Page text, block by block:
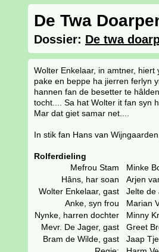
De Twa
Dossier: De twa
Wolter Enkelaar, in amtner,
pake en beppe ha jierren ferlyn
hannen fan de besetter te
tocht.... Sa hat Wolter it fan syn
Mar dat giet samar net....
In stik fan Hans van
Rolferdieling
Mefrou Stam
Minke
Hâns, har soan
Arjen
Wolter Enkelaar, gast
Jelte de
Anke, syn frou
Marian
Nynke, harren dochter
Minny
Mevr. De Jager, gast
Greet
Bram de Wilde, gast
Jaap